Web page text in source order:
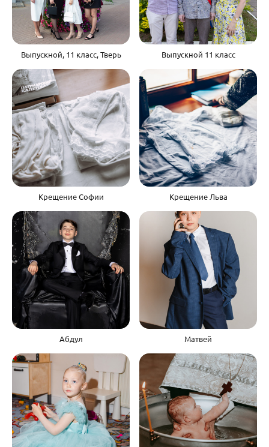
Выпускной, 11 класс, Тверь Выпускной 11 класс
Крещение Софии Крещение Льва
Абдул Матвей